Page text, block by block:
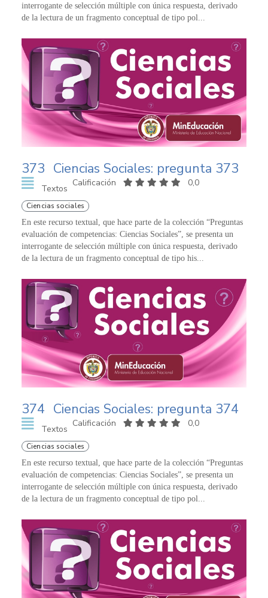
interrogante de selección múltiple con única respuesta, derivado
de la lectura de un fragmento conceptual de tipo pol...
373 Ciencias Sociales: pregunta 373
Textos
Calificación 0,0
Ciencias sociales
En este recurso textual, que hace parte de la colección “Preguntas
evaluación de competencias: Ciencias Sociales”, se presenta un
interrogante de selección múltiple con única respuesta, derivado
de la lectura de un fragmento conceptual de tipo his...
374 Ciencias Sociales: pregunta 374
Textos
Calificación 0,0
Ciencias sociales
En este recurso textual, que hace parte de la colección “Preguntas
evaluación de competencias: Ciencias Sociales”, se presenta un
interrogante de selección múltiple con única respuesta, derivado
de la lectura de un fragmento conceptual de tipo pol...